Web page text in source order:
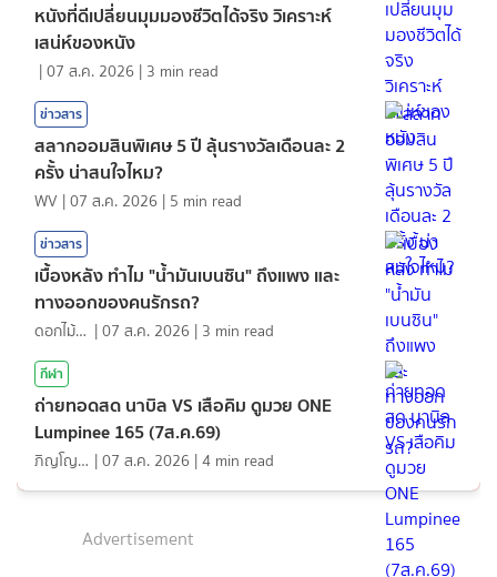
หนังที่ดีเปลี่ยนมุมมองชีวิตได้จริง วิเคราะห์
เสน่ห์ของหนัง
|07 ส.ค. 2026 | 3 min read
ข่าวสาร
สลากออมสินพิเศษ 5 ปี ลุ้นรางวัลเดือนละ 2
ครั้ง น่าสนใจไหม?
WV |07 ส.ค. 2026 | 5 min read
ข่าวสาร
เบื้องหลัง ทำไม "น้ำมันเบนซิน" ถึงแพง และ
ทางออกของคนรักรถ?
ดอกไม้กับสายน้ำ |07 ส.ค. 2026 | 3 min read
กีฬา
ถ่ายทอดสด นาบิล VS เสือคิม ดูมวย ONE
Lumpinee 165 (7ส.ค.69)
ภิญโญ ส่องแสง |07 ส.ค. 2026 |4 min read
Advertisement